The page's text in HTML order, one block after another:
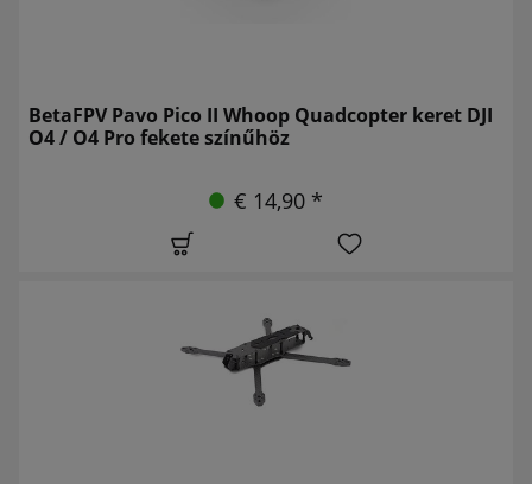
BetaFPV Pavo Pico II Whoop Quadcopter keret DJI
O4 / O4 Pro fekete színűhöz
€ 14,90 *